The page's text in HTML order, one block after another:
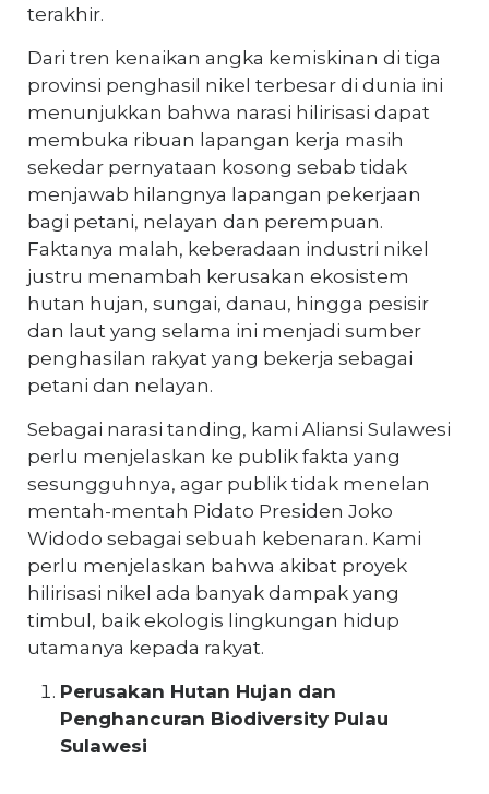
terakhir.
Dari tren kenaikan angka kemiskinan di tiga
provinsi penghasil nikel terbesar di dunia ini
menunjukkan bahwa narasi hilirisasi dapat
membuka ribuan lapangan kerja masih
sekedar pernyataan kosong sebab tidak
menjawab hilangnya lapangan pekerjaan
bagi petani, nelayan dan perempuan.
Faktanya malah, keberadaan industri nikel
justru menambah kerusakan ekosistem
hutan hujan, sungai, danau, hingga pesisir
dan laut yang selama ini menjadi sumber
penghasilan rakyat yang bekerja sebagai
petani dan nelayan.
Sebagai narasi tanding, kami Aliansi Sulawesi
perlu menjelaskan ke publik fakta yang
sesungguhnya, agar publik tidak menelan
mentah-mentah Pidato Presiden Joko
Widodo sebagai sebuah kebenaran. Kami
perlu menjelaskan bahwa akibat proyek
hilirisasi nikel ada banyak dampak yang
timbul, baik ekologis lingkungan hidup
utamanya kepada rakyat.
Perusakan Hutan Hujan dan
Penghancuran Biodiversity Pulau
Sulawesi